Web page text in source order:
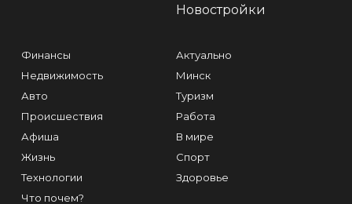
Новостройки
Финансы
Недвижимость
Авто
Происшествия
Афиша
Жизнь
Технологии
Что почем?
Актуально
Минск
Туризм
Работа
В мире
Спорт
Здоровье